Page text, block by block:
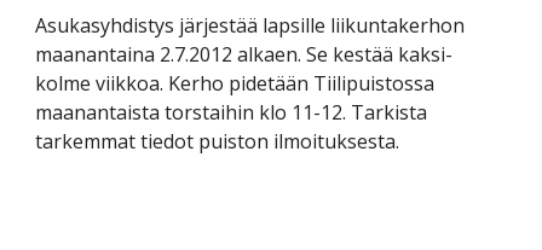
Asukasyhdistys järjestää lapsille liikuntakerhon
maanantaina 2.7.2012 alkaen. Se kestää kaksi-
kolme viikkoa. Kerho pidetään Tiilipuistossa
maanantaista torstaihin klo 11-12. Tarkista
tarkemmat tiedot puiston ilmoituksesta.